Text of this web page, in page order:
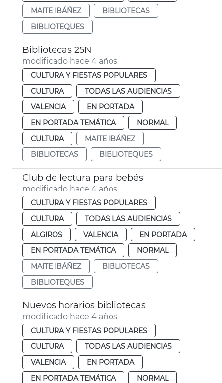
MAITE IBÁÑEZ
BIBLIOTECAS
BIBLIOTEQUES
Bibliotecas 25N
modificado hace 4 años
CULTURA Y FIESTAS POPULARES
CULTURA
TODAS LAS AUDIENCIAS
VALENCIA
EN PORTADA
EN PORTADA TEMÁTICA
NORMAL
CULTURA
MAITE IBÁÑEZ
BIBLIOTECAS
BIBLIOTEQUES
Club de lectura para bebés
modificado hace 4 años
CULTURA Y FIESTAS POPULARES
CULTURA
TODAS LAS AUDIENCIAS
ALGIROS
VALENCIA
EN PORTADA
EN PORTADA TEMÁTICA
NORMAL
MAITE IBÁÑEZ
BIBLIOTECAS
BIBLIOTEQUES
Nuevos horarios bibliotecas
modificado hace 4 años
CULTURA Y FIESTAS POPULARES
CULTURA
TODAS LAS AUDIENCIAS
VALENCIA
EN PORTADA
EN PORTADA TEMÁTICA
NORMAL